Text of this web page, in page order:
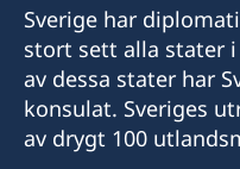
Sverige har
stort sett alla stater
av dessa stater har
konsulat. Sveriges
av drygt 100